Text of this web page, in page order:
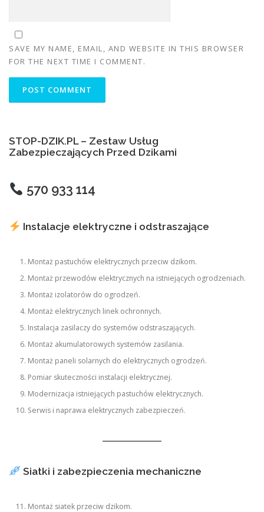
SAVE MY NAME, EMAIL, AND WEBSITE IN THIS BROWSER
FOR THE NEXT TIME I COMMENT.
STOP-DZIK.PL – Zestaw Usług
Zabezpieczających Przed Dzikami
570 933 114
Instalacje elektryczne i odstraszające
Montaż pastuchów elektrycznych przeciw dzikom.
Montaż przewodów elektrycznych na istniejących ogrodzeniach.
Montaż izolatorów do ogrodzeń.
Montaż elektrycznych linek ochronnych.
Instalacja zasilaczy do systemów odstraszających.
Montaż akumulatorowych systemów zasilania.
Montaż paneli solarnych do elektrycznych ogrodzeń.
Pomiar skuteczności instalacji elektrycznej.
Modernizacja istniejących pastuchów elektrycznych.
Serwis i naprawa elektrycznych zabezpieczeń.
Siatki i zabezpieczenia mechaniczne
Montaż siatek przeciw dzikom.